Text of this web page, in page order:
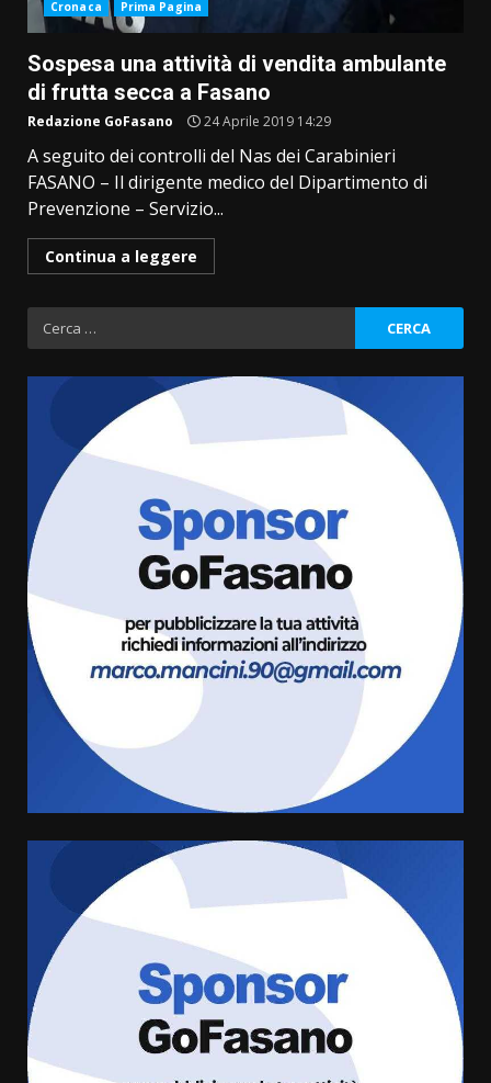
Cronaca Prima Pagina
Sospesa una attività di vendita ambulante
di frutta secca a Fasano
Redazione GoFasano 24 Aprile 2019 14:29
A seguito dei controlli del Nas dei Carabinieri
FASANO – Il dirigente medico del Dipartimento di
Prevenzione – Servizio...
Continua a leggere
Ricerca
per:
Grande successo per la “Sagra
del Pesce Spada” a Savelletri
9 Agosto 2026 07:32
Serie D, l’Us Fasano non molla e
conferma di voler ricorrere per
ottenere l’iscrizione
ufficialmente la Festa di
Savelletri
8 Agosto 2026 11:00
Savelletri in festa, domani sera
grande spettacolo con Uccio De
Santis
8 Agosto 2026 07:30